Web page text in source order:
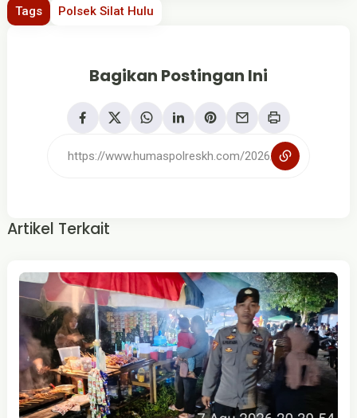
Tags Polsek Silat Hulu
Bagikan Postingan Ini
Artikel Terkait